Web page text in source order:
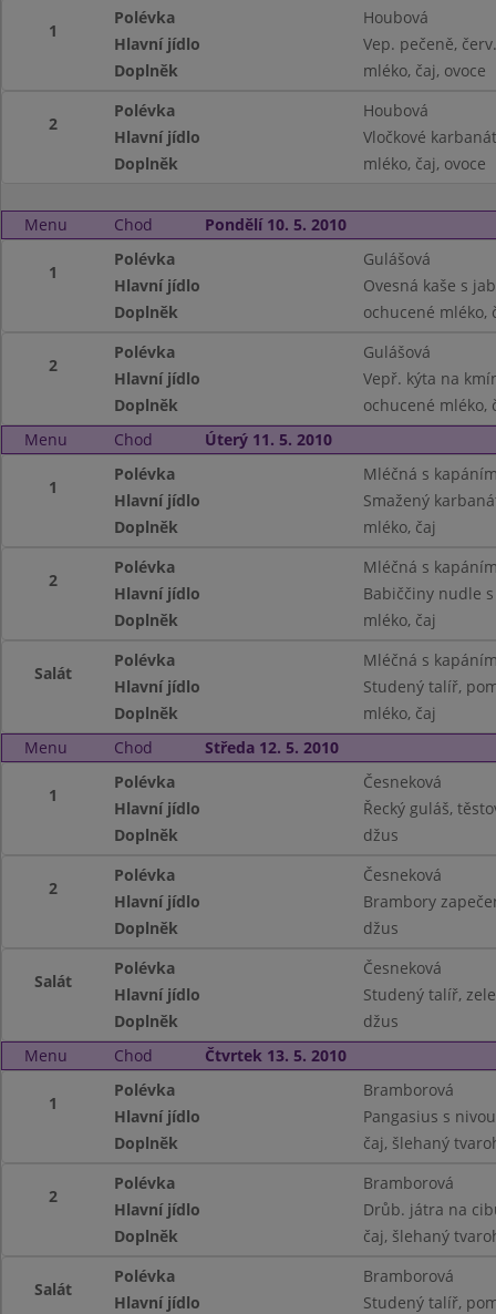
1
Polévka
Houbová
Hlavní jídlo
Vep. pečeně,
Doplněk
mléko, čaj, ovoce
2
Polévka
Houbová
Hlavní jídlo
Vločkové
Doplněk
mléko, čaj, ovoce
Menu Chod Pondělí 10. 5. 2010
1
Polévka
Gulášová
Hlavní jídlo
Ovesná kaše s
Doplněk
ochucené mléko,
2
Polévka
Gulášová
Hlavní jídlo
Vepř. kýta na
Doplněk
ochucené mléko,
Menu
Chod Úterý 11. 5. 2010
1
Polévka
Mléčná s
Hlavní jídlo
Smažený
Doplněk
mléko, čaj
2
Polévka
Mléčná s
Hlavní jídlo
Babiččiny nudle
Doplněk
mléko, čaj
Salát
Polévka
Mléčná s
Hlavní jídlo
Studený talíř,
Doplněk
mléko, čaj
Menu
Chod Středa 12. 5. 2010
1
Polévka
Česneková
Hlavní jídlo
Řecký guláš,
Doplněk
džus
2
Polévka
Česneková
Hlavní jídlo
Brambory
Doplněk
džus
Salát
Polévka
Česneková
Hlavní jídlo
Studený talíř,
Doplněk
džus
Menu
Chod Čtvrtek 13. 5. 2010
1
Polévka
Bramborová
Hlavní jídlo
Pangasius s
Doplněk
čaj, šlehaný
2
Polévka
Bramborová
Hlavní jídlo
Drůb. játra na
Doplněk
čaj, šlehaný
Salát
Polévka
Bramborová
Hlavní jídlo
Studený talíř,